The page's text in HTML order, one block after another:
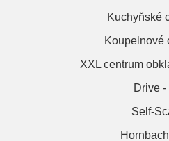
Kuchyňské
Koupelnové
XXL centrum
Drive -
Self-